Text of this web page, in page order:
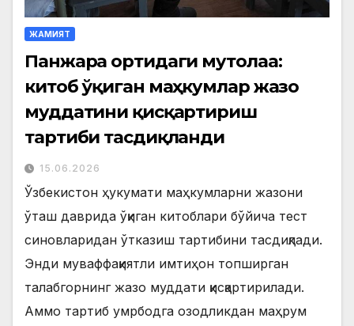
ЖАМИЯТ
Панжара ортидаги мутолаа:
китоб ўқиган маҳкумлар жазо
муддатини қисқартириш
тартиби тасдиқланди
15.06.2026
Ўзбекистон ҳукумати маҳкумларни жазони
ўташ даврида ўқиган китоблари бўйича тест
синовларидан ўтказиш тартибини тасдиқлади.
Энди муваффақиятли имтиҳон топширган
талабгорнинг жазо муддати қисқартирилади.
Аммо тартиб умрбодга озодликдан маҳрум